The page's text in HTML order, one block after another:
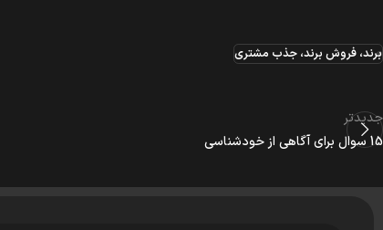
برند، فروش برند، جذب مشتری
جدیدتر
15 سوال برای آگاهی از خودشناسی